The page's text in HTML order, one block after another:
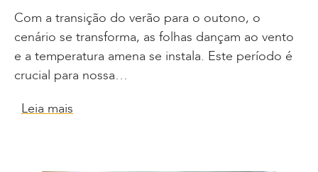
Com a transição do verão para o outono, o
cenário se transforma, as folhas dançam ao vento
e a temperatura amena se instala. Este período é
crucial para nossa…
Leia mais